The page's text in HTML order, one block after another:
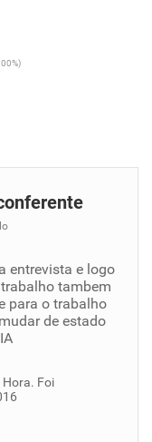
entrevista e logo
tambem
para o trabalho
de estado
Foi